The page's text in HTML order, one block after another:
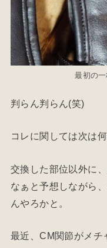
最初の
判らん判らん(笑)
コレに関しては次は
交換した部位以外に
なぁと予想しながら
んやろかと。
最近、CM関節がメチ